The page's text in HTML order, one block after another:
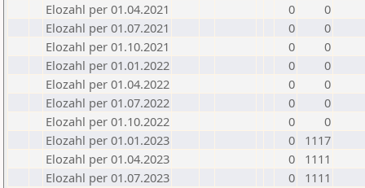
Elozahl per 01.04.2021
0
0
Elozahl per 01.07.2021
0
0
Elozahl per 01.10.2021
0
0
Elozahl per 01.01.2022
0
0
Elozahl per 01.04.2022
0
0
Elozahl per 01.07.2022
0
0
Elozahl per 01.10.2022
0
0
Elozahl per 01.01.2023
0
1117
Elozahl per 01.04.2023
0
1111
Elozahl per 01.07.2023
0
1111